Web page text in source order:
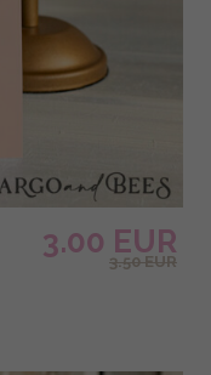
3.00 EUR
3.50 EUR